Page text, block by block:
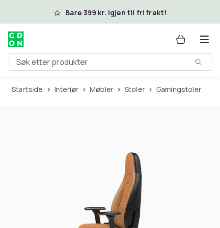
Hopp til hovedinnholdBare 399 kr. igjen til fri frakt!
Søk etter produkter
Startside Interiør Møbler Stoler Gamingstoler